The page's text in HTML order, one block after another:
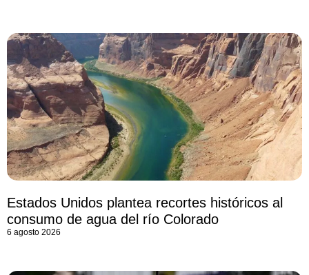
Estados Unidos plantea recortes históricos al
consumo de agua del río Colorado
6 agosto 2026